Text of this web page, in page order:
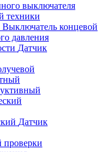
выключателя
техники
Выключатель концевой
давления
Датчик
Датчик
проверки